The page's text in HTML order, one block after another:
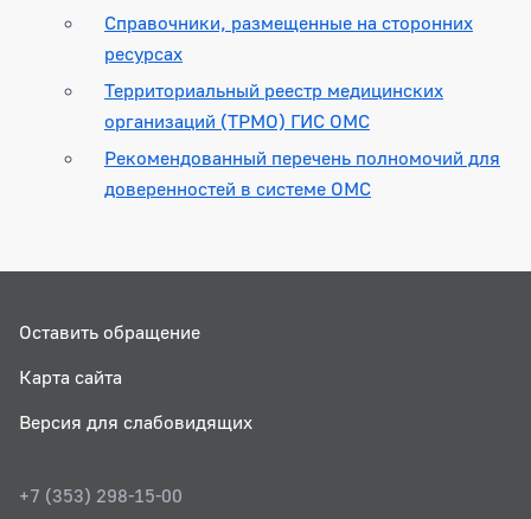
Справочники, размещенные на сторонних
ресурсах
Территориальный реестр медицинских
организаций (ТРМО) ГИС ОМС
Рекомендованный перечень полномочий для
доверенностей в системе ОМС
Оставить обращение
Карта сайта
Версия для слабовидящих
+7 (353) 298-15-00